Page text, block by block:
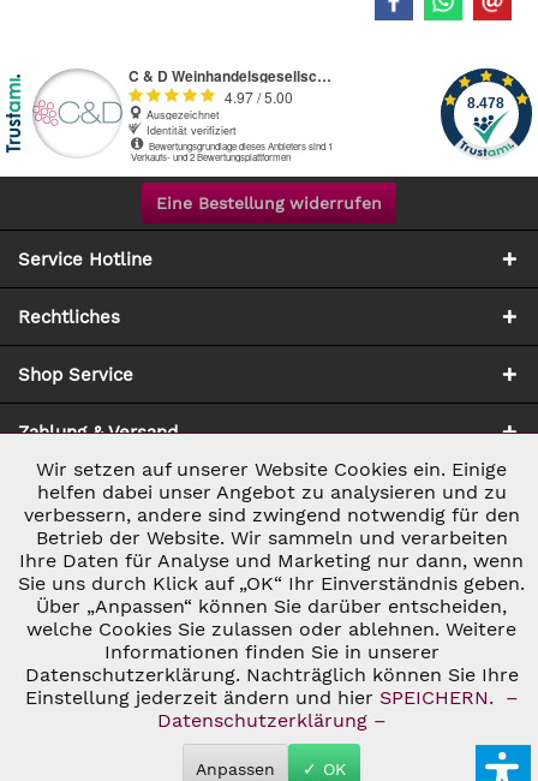
Eine Bestellung widerrufen
Service Hotline
Rechtliches
Shop Service
Zahlung & Versand
* ALLE PREISE INKL. GESETZL. UMSATZSTEUER ZZGL.
VERSANDKOSTENUND GGF. NACHNAHMEGEBÜHREN, WENN NICHT
ANDERS BESCHRIEBEN
© 2026 C&D WEINHANDEL - ALL RIGHTS RESERVED. THEME BY
THEMEWARE®
Notwendig Aktiv
Marketing Inaktiv
Tracking Inaktiv
Personalisierung Inaktiv
Wir setzen auf unserer Website Cookies ein. Einige
helfen dabei unser Angebot zu analysieren und zu
verbessern, andere sind zwingend notwendig für den
Betrieb der Website. Wir sammeln und verarbeiten
Ihre Daten für Analyse und Marketing nur dann, wenn
Sie uns durch Klick auf „OK“ Ihr Einverständnis geben.
Über „Anpassen“ können Sie darüber entscheiden,
welche Cookies Sie zulassen oder ablehnen. Weitere
Informationen finden Sie in unserer
Datenschutzerklärung. Nachträglich können Sie Ihre
Einstellung jederzeit ändern und hier SPEICHERN.
–
Datenschutzerklärung –
Anpassen ✓ OK